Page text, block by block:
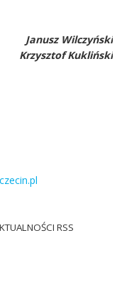
Janusz Wilczyński
Krzysztof Kukliński
RSS